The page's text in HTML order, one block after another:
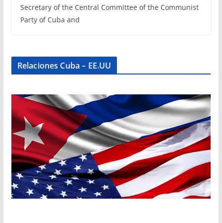
Secretary of the Central Committee of the Communist
Party of Cuba and
Relaciones Cuba – EE.UU